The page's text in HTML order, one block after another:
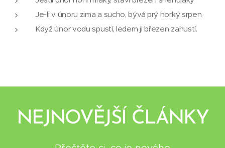
Je-li v únoru zima a sucho, bývá prý horký srpen
Když únor vodu spustí, ledem ji březen zahustí.
NEJNOVĚJŠÍ ČLÁNKY